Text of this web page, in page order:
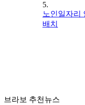
5.
노인일자리
배치
브라보 추천뉴스